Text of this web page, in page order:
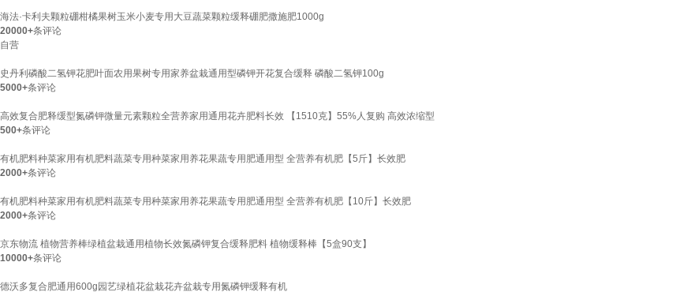
海法·卡利夫颗粒硼柑橘果树玉米小麦专用大豆蔬菜颗粒缓释硼肥撒施肥1000g
20000+条评论
自营
史丹利磷酸二氢钾花肥叶面农用果树专用家养盆栽通用型磷钾开花复合缓释 磷酸二氢钾100g
5000+条评论
高效复合肥释缓型氮磷钾微量元素颗粒全营养家用通用花卉肥料长效 【1510克】55%人复购 高效浓缩型
500+条评论
有机肥料种菜家用有机肥料蔬菜专用种菜家用养花果蔬专用肥通用型 全营养有机肥【5斤】长效肥
2000+条评论
有机肥料种菜家用有机肥料蔬菜专用种菜家用养花果蔬专用肥通用型 全营养有机肥【10斤】长效肥
2000+条评论
京东物流 植物营养棒绿植盆栽通用植物长效氮磷钾复合缓释肥料 植物缓释棒【5盒90支】
10000+条评论
德沃多复合肥通用600g园艺绿植花盆栽花卉盆栽专用氮磷钾缓释有机